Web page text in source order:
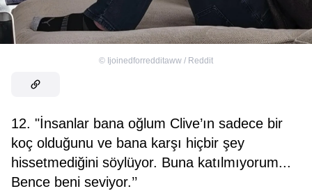
© Ijoinedforredditaww / Reddit
12. "İnsanlar bana oğlum Clive’ın sadece bir
koç olduğunu ve bana karşı hiçbir şey
hissetmediğini söylüyor. Buna katılmıyorum...
Bence beni seviyor.’’